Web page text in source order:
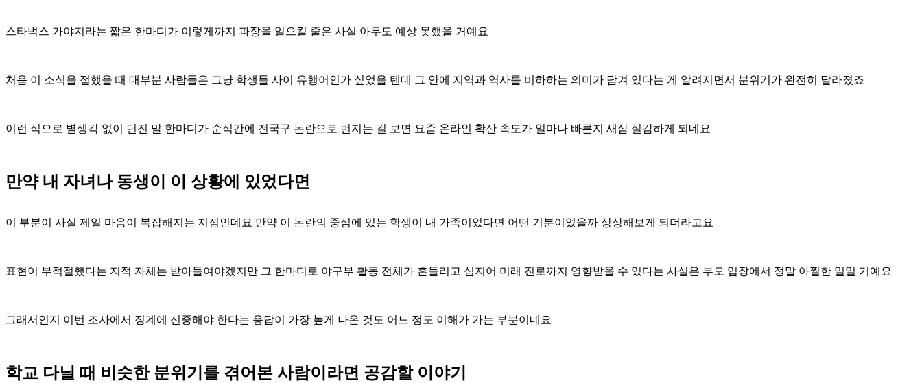
스타벅스 가야지라는 짧은 한마디가 이렇게까지 파장을 일으킬 줄은 사실 아무도 예상 못했을 거예요
처음 이 소식을 접했을 때 대부분 사람들은 그냥 학생들 사이 유행어인가 싶었을 텐데 그 안에 지역과 역사를 비하하는 의미가 담겨 있다는 게 알려지면서 분위기가 완전히 달라졌죠
이런 식으로 별생각 없이 던진 말 한마디가 순식간에 전국구 논란으로 번지는 걸 보면 요즘 온라인 확산 속도가 얼마나 빠른지 새삼 실감하게 되네요
만약 내 자녀나 동생이 이 상황에 있었다면
이 부분이 사실 제일 마음이 복잡해지는 지점인데요 만약 이 논란의 중심에 있는 학생이 내 가족이었다면 어떤 기분이었을까 상상해보게 되더라고요
표현이 부적절했다는 지적 자체는 받아들여야겠지만 그 한마디로 야구부 활동 전체가 흔들리고 심지어 미래 진로까지 영향받을 수 있다는 사실은 부모 입장에서 정말 아찔한 일일 거예요
그래서인지 이번 조사에서 징계에 신중해야 한다는 응답이 가장 높게 나온 것도 어느 정도 이해가 가는 부분이네요
학교 다닐 때 비슷한 분위기를 겪어본 사람이라면 공감할 이야기